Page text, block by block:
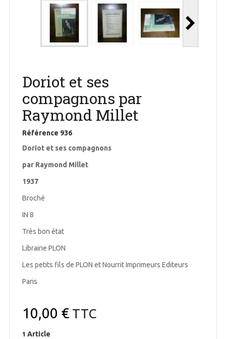
Doriot et ses
compagnons par
Raymond Millet
Référence 936
Doriot et ses compagnons
par Raymond Millet
1937
Broché
IN 8
Très bon état
Librairie PLON
Les petits fils de PLON et Nourrit Imprimeurs Editeurs
Paris
10,00 €TTC
1 Article